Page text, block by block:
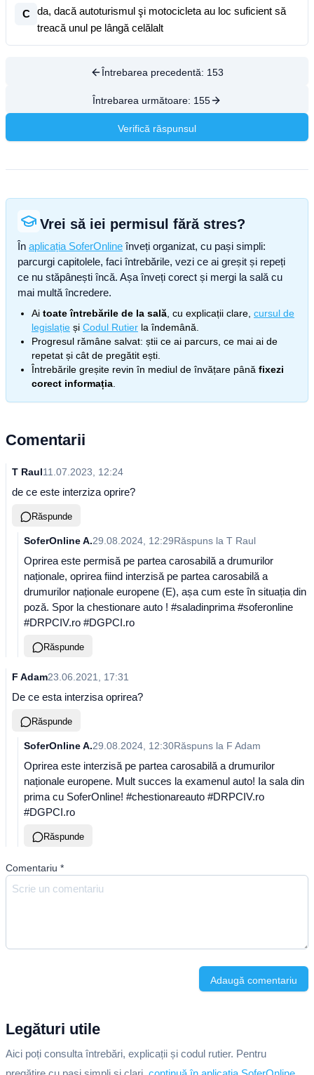
C
da, dacă autoturismul şi motocicleta au loc suficient să
treacă unul pe lângă celălalt
Întrebarea precedentă: 153
Întrebarea următoare: 155
Verifică răspunsul
Vrei să iei permisul fără stres?
În aplicația SoferOnline înveți organizat, cu pași simpli:
parcurgi capitolele, faci întrebările, vezi ce ai greșit și repeți
ce nu stăpânești încă. Așa înveți corect și mergi la sală cu
mai multă încredere.
Ai toate întrebările de la sală , cu explicații clare, cursul de
legislație și Codul Rutier la îndemână.
Progresul rămâne salvat: știi ce ai parcurs, ce mai ai de
repetat și cât de pregătit ești.
Întrebările greșite revin în mediul de învățare până fixezi
corect informația
Comentarii
T Raul11.07.2023, 12:24
de ce este interziza oprire?
Răspunde
SoferOnline A.29.08.2024, 12:29Răspuns la T Raul
Oprirea este permisă pe partea carosabilă a drumurilor
naționale, oprirea fiind interzisă pe partea carosabilă a
drumurilor naționale europene (E), așa cum este în situația din
poză. Spor la chestionare auto ! #saladinprima #soferonline
#DRPCIV.ro #DGPCI.ro
Răspunde
F Adam23.06.2021, 17:31
De ce esta interzisa oprirea?
Răspunde
SoferOnline A.29.08.2024, 12:30Răspuns la F Adam
Oprirea este interzisă pe partea carosabilă a drumurilor
naționale europene. Mult succes la examenul auto! Ia sala din
prima cu SoferOnline! #chestionareauto #DRPCIV.ro
#DGPCI.ro
Răspunde
Comentariu *
Adaugă comentariu
Legături utile
Aici poți consulta întrebări, explicații și codul rutier. Pentru